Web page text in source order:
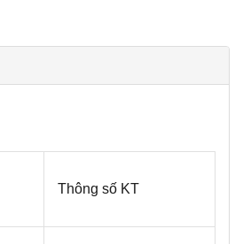
Thông số KT